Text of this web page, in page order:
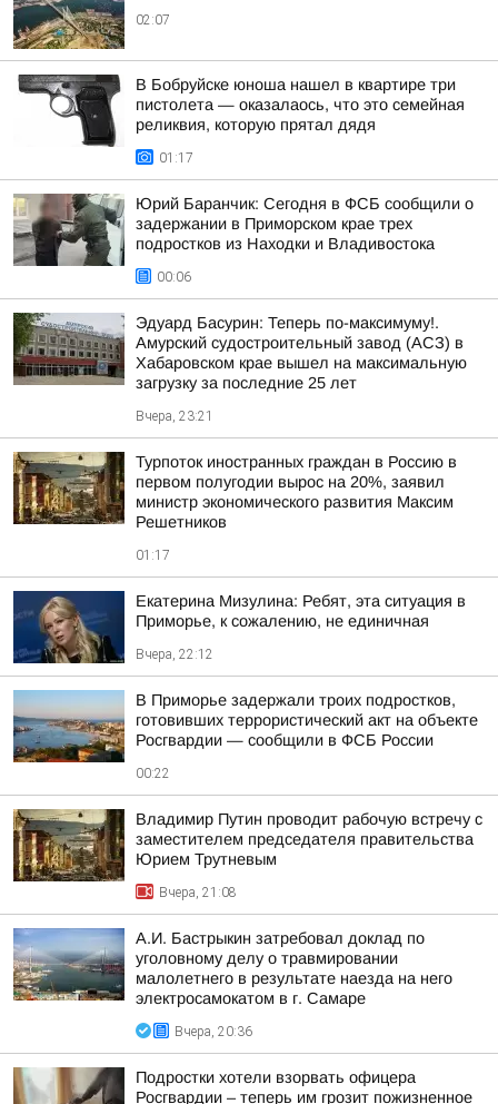
02:07
В Бобруйске юноша нашел в квартире три
пистолета — оказалаось, что это семейная
реликвия, которую прятал дядя
01:17
Юрий Баранчик: Сегодня в ФСБ сообщили о
задержании в Приморском крае трех
подростков из Находки и Владивостока
00:06
Эдуард Басурин: Теперь по-максимуму!.
Амурский судостроительный завод (АСЗ) в
Хабаровском крае вышел на максимальную
загрузку за последние 25 лет
Вчера, 23:21
Турпоток иностранных граждан в Россию в
первом полугодии вырос на 20%, заявил
министр экономического развития Максим
Решетников
01:17
Екатерина Мизулина: Ребят, эта ситуация в
Приморье, к сожалению, не единичная
Вчера, 22:12
В Приморье задержали троих подростков,
готовивших террористический акт на объекте
Росгвардии — сообщили в ФСБ России
00:22
Владимир Путин проводит рабочую встречу с
заместителем председателя правительства
Юрием Трутневым
Вчера, 21:08
А.И. Бастрыкин затребовал доклад по
уголовному делу о травмировании
малолетнего в результате наезда на него
электросамокатом в г. Самаре
Вчера, 20:36
Подростки хотели взорвать офицера
Росгвардии – теперь им грозит пожизненное